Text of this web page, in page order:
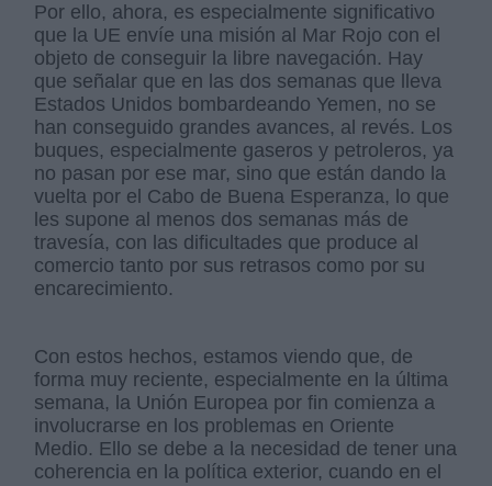
Por ello, ahora, es especialmente significativo
que la UE envíe una misión al Mar Rojo con el
objeto de conseguir la libre navegación. Hay
que señalar que en las dos semanas que lleva
Estados Unidos bombardeando Yemen, no se
han conseguido grandes avances, al revés. Los
buques, especialmente gaseros y petroleros, ya
no pasan por ese mar, sino que están dando la
vuelta por el Cabo de Buena Esperanza, lo que
les supone al menos dos semanas más de
travesía, con las dificultades que produce al
comercio tanto por sus retrasos como por su
encarecimiento.
Con estos hechos, estamos viendo que, de
forma muy reciente, especialmente en la última
semana, la Unión Europea por fin comienza a
involucrarse en los problemas en Oriente
Medio. Ello se debe a la necesidad de tener una
coherencia en la política exterior, cuando en el